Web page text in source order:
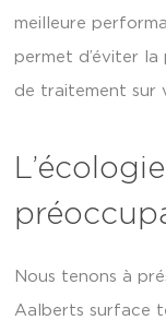
meilleure
permet d’éviter
de traitement sur
Nous tenons à
Aalberts surface